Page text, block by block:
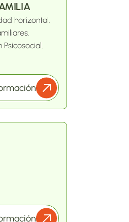
horizontal.